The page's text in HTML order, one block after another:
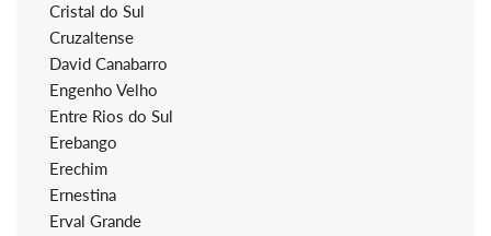
Cristal do Sul
Cruzaltense
David Canabarro
Engenho Velho
Entre Rios do Sul
Erebango
Erechim
Ernestina
Erval Grande